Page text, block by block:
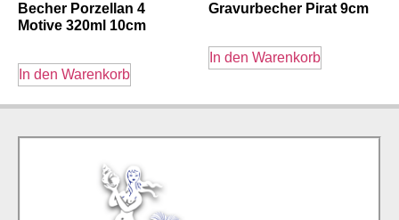
Becher Porzellan 4
Motive 320ml 10cm
In den Warenkorb
Gravurbecher Pirat 9cm
In den Warenkorb